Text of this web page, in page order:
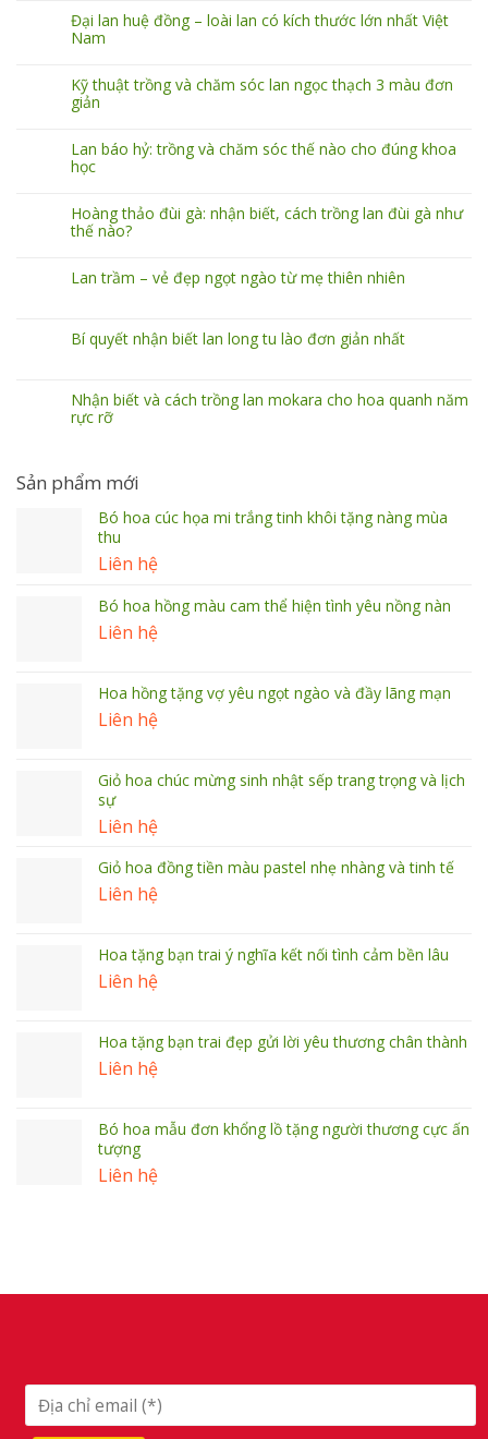
Đại lan huệ đồng – loài lan có kích thước lớn nhất Việt
Nam
Kỹ thuật trồng và chăm sóc lan ngọc thạch 3 màu đơn
giản
Lan báo hỷ: trồng và chăm sóc thế nào cho đúng khoa
học
Hoàng thảo đùi gà: nhận biết, cách trồng lan đùi gà như
thế nào?
Lan trầm – vẻ đẹp ngọt ngào từ mẹ thiên nhiên
Bí quyết nhận biết lan long tu lào đơn giản nhất
Nhận biết và cách trồng lan mokara cho hoa quanh năm
rực rỡ
Sản phẩm mới
Bó hoa cúc họa mi trắng tinh khôi tặng nàng mùa
thu
Liên hệ
Bó hoa hồng màu cam thể hiện tình yêu nồng nàn
Liên hệ
Hoa hồng tặng vợ yêu ngọt ngào và đầy lãng mạn
Liên hệ
Giỏ hoa chúc mừng sinh nhật sếp trang trọng và lịch
sự
Liên hệ
Giỏ hoa đồng tiền màu pastel nhẹ nhàng và tinh tế
Liên hệ
Hoa tặng bạn trai ý nghĩa kết nối tình cảm bền lâu
Liên hệ
Hoa tặng bạn trai đẹp gửi lời yêu thương chân thành
Liên hệ
Bó hoa mẫu đơn khổng lồ tặng người thương cực ấn
tượng
Liên hệ